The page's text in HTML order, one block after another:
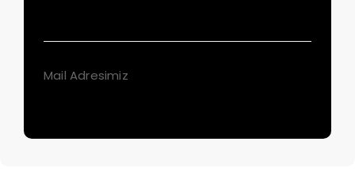
Mail Adresimiz